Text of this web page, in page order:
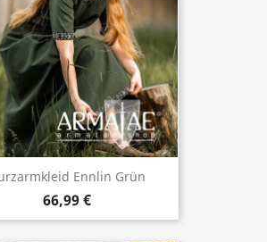
Ennlin Grün
66,99 €